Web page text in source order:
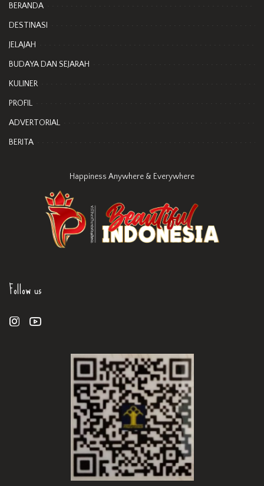
BERANDA
DESTINASI
JELAJAH
BUDAYA DAN SEJARAH
KULINER
PROFIL
ADVERTORIAL
BERITA
Happiness Anywhere & Everywhere
Follow us